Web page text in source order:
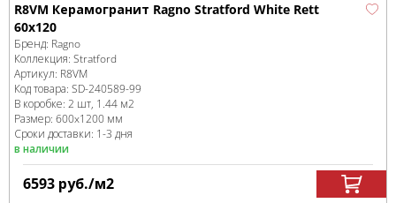
R8VM Керамогранит Ragno Stratford White Rett
60x120
Бренд: Ragno
Коллекция: Stratford
Артикул: R8VM
Код товара: SD-240589-99
В коробке: 2 шт, 1.44 м2
Размер: 600x1200 мм
Сроки доставки: 1-3 дня
в наличии
6593 руб./м2